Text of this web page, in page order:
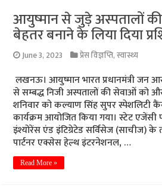
आयुष्मान से जुड़े अस्पतालों
बेहतर बनाने के लिया दिया
June 3, 2023 प्रेस विज्ञप्ति,स्वास्थ्य
लखनऊ। आयुष्मान भारत प्रधानमंत्री जन
से सम्बद्ध निजी अस्पतालों की सेवाओं को
शनिवार को कल्याण सिंह सुपर स्पेशलिटी
कार्यक्रम आयोजित किया गया। स्टेट एजेंसी
इंश्योरेंस एंड इंटिग्रेटेड सर्विसेज (साचीज)
पार्टनर एक्सेस हेल्थ इंटरनेशनल, …
Read More »